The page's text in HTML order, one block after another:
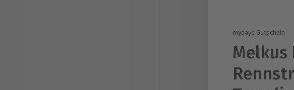
mydays Gutschein
Melkus